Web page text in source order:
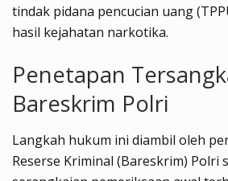
tindak pidana pencucian uang
hasil kejahatan narkotika.
Penetapan
Bareskrim Polri
Langkah hukum ini diambil oleh
Reserse Kriminal (Bareskrim) Polri